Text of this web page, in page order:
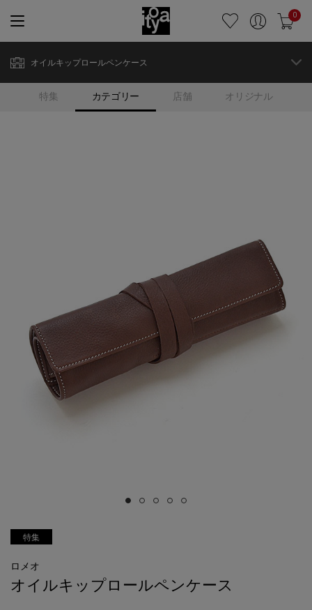
0
特集 カテゴリー 店舗 オリジナル
オイルキップロールペンケース
特集
ロメオ
オイルキップロールペンケース